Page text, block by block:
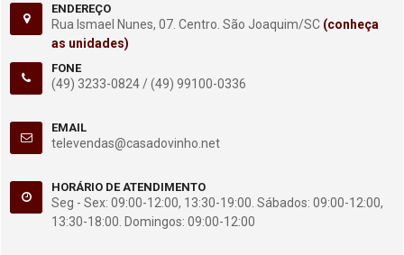
ENDEREÇO
Rua Ismael Nunes, 07. Centro. São Joaquim/SC (conheça
as unidades)
FONE
(49) 3233-0824 /(49) 99100-0336
EMAIL
televendas@casadovinho.net
HORÁRIO DE ATENDIMENTO
Seg - Sex: 09:00-12:00, 13:30-19:00. Sábados: 09:00-12:00,
13:30-18:00. Domingos: 09:00-12:00